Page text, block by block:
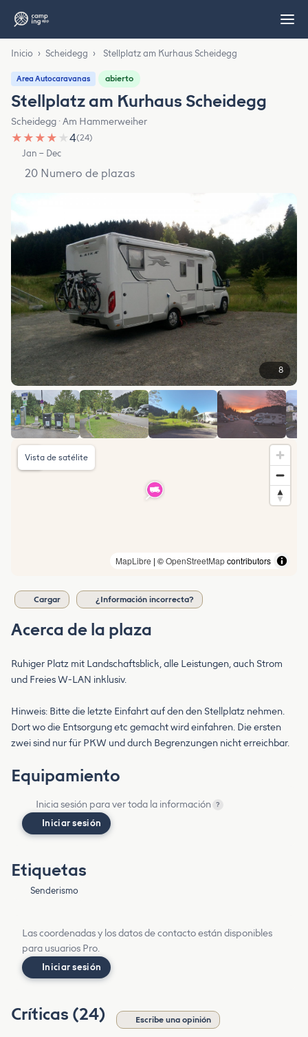
Inicio › Scheidegg › Stellplatz am Kurhaus Scheidegg
Area Autocaravanas abierto
Stellplatz am Kurhaus Scheidegg
Scheidegg · Am Hammerweiher
★ ★ ★ ★ ★4(24)
Jan – Dec
20 Numero de plazas
8
MapLibre | ©OpenStreetMapcontributors
Vista de satélite
Cargar ¿Información incorrecta?
Acerca de la plaza
Ruhiger Platz mit Landschaftsblick, alle Leistungen, auch Strom
und Freies W-LAN inklusiv.
Hinweis: Bitte die letzte Einfahrt auf den den Stellplatz nehmen.
Dort wo die Entsorgung etc gemacht wird einfahren. Die ersten
zwei sind nur für PKW und durch Begrenzungen nicht erreichbar.
Equipamiento
Inicia sesión para ver toda la información ?
Iniciar sesión
Etiquetas
Senderismo
Las coordenadas y los datos de contacto están disponibles
para usuarios Pro.
Iniciar sesión
Críticas (24) Escribe una opinión